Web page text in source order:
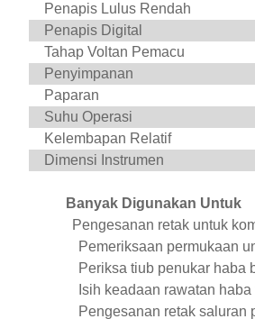
Penapis Lulus Rendah
Penapis Digital
Tahap Voltan Pemacu
Penyimpanan
Paparan
Suhu Operasi
Kelembapan Relatif
Dimensi Instrumen
Banyak Digunakan Untuk
Pengesanan retak untuk
Pemeriksaan permukaan
Periksa tiub penukar haba
Isih keadaan rawatan
Pengesanan retak saluran